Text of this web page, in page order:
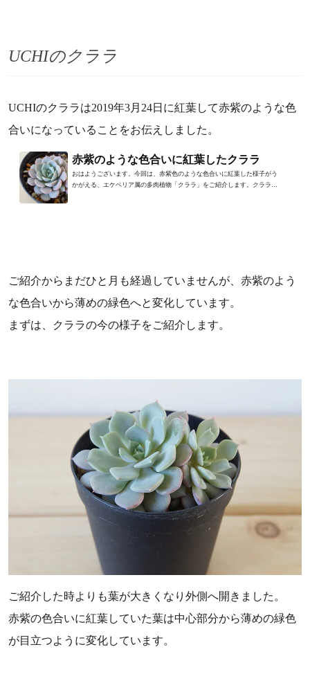
UCHIのクララ
UCHIのクララは2019年3月24日に紅葉して赤紫のような色
合いになっていることをお伝えしました。
赤紫のような色合いに紅葉したクララ
おはようございます。今回は、赤紫色のような色合いに紅葉した様子がう
かがえる、エケベリア属の多肉植物「クララ」をご紹介します。クララは
ご紹介からまだひと月も経過していませんが、赤紫のよう
な色合いから薄めの緑色へと変化しています。
まずは、クララの今の様子をご紹介します。
ご紹介した時よりも葉が大きくなり外側へ開きました。
赤紫の色合いに紅葉していた葉は中心部分から薄めの緑色
が目立つように変化しています。